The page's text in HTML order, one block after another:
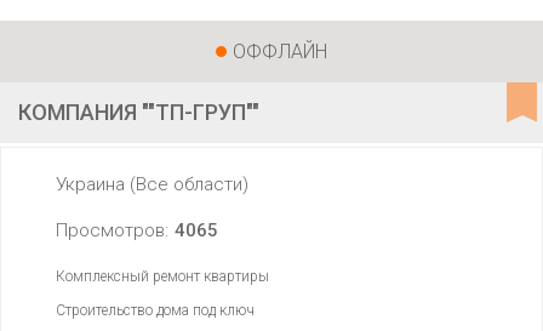
ОФФЛАЙН
КОМПАНИЯ ""ТП-ГРУП""
Украина (Все области)
Просмотров: 4065
Комплексный ремонт квартиры
Строительство дома под ключ